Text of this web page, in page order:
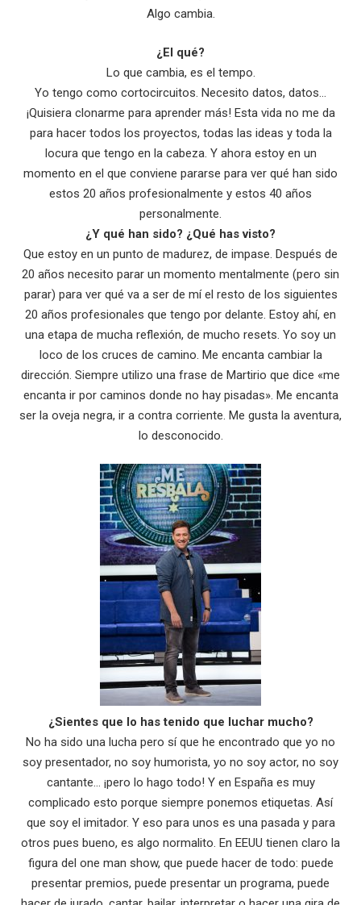
Algo cambia.
¿El qué?
Lo que cambia, es el tempo.
Yo tengo como cortocircuitos. Necesito datos, datos…
¡Quisiera clonarme para aprender más! Esta vida no me da
para hacer todos los proyectos, todas las ideas y toda la
locura que tengo en la cabeza. Y ahora estoy en un
momento en el que conviene pararse para ver qué han sido
estos 20 años profesionalmente y estos 40 años
personalmente.
¿Y qué han sido? ¿Qué has visto?
Que estoy en un punto de madurez, de impase. Después de
20 años necesito parar un momento mentalmente (pero sin
parar) para ver qué va a ser de mí el resto de los siguientes
20 años profesionales que tengo por delante. Estoy ahí, en
una etapa de mucha reflexión, de mucho resets. Yo soy un
loco de los cruces de camino. Me encanta cambiar la
dirección. Siempre utilizo una frase de Martirio que dice «me
encanta ir por caminos donde no hay pisadas». Me encanta
ser la oveja negra, ir a contra corriente. Me gusta la aventura,
lo desconocido.
¿Sientes que lo has tenido que luchar mucho?
No ha sido una lucha pero sí que he encontrado que yo no
soy presentador, no soy humorista, yo no soy actor, no soy
cantante… ¡pero lo hago todo! Y en España es muy
complicado esto porque siempre ponemos etiquetas. Así
que soy el imitador. Y eso para unos es una pasada y para
otros pues bueno, es algo normalito. En EEUU tienen claro la
figura del one man show, que puede hacer de todo: puede
presentar premios, puede presentar un programa, puede